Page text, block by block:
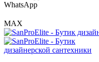
WhatsApp
MAX